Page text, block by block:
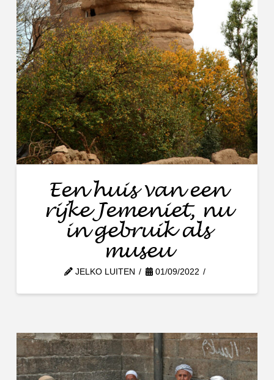
Een huis van een
rijke Jemeniet, nu
in gebruik als
museu
JELKO LUITEN 01/09/2022